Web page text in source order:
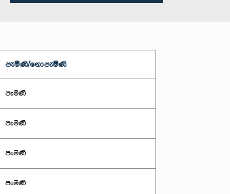
පැමිණි/නොපැමිණි
පැමිණි
පැමිණි
පැමිණි
පැමිණි